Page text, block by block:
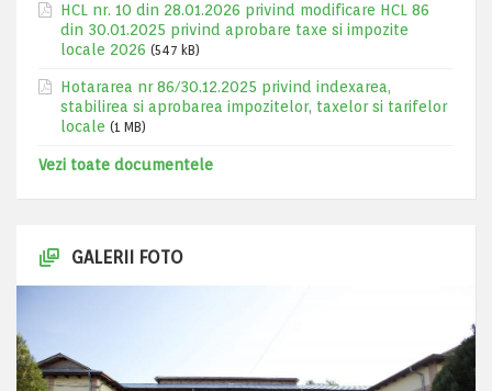
HCL nr. 10 din 28.01.2026 privind modificare HCL 86
din 30.01.2025 privind aprobare taxe si impozite
locale 2026 (547 kB)
Hotararea nr 86/30.12.2025 privind indexarea,
stabilirea si aprobarea impozitelor, taxelor si tarifelor
locale (1 MB)
Vezi toate documentele
GALERII FOTO